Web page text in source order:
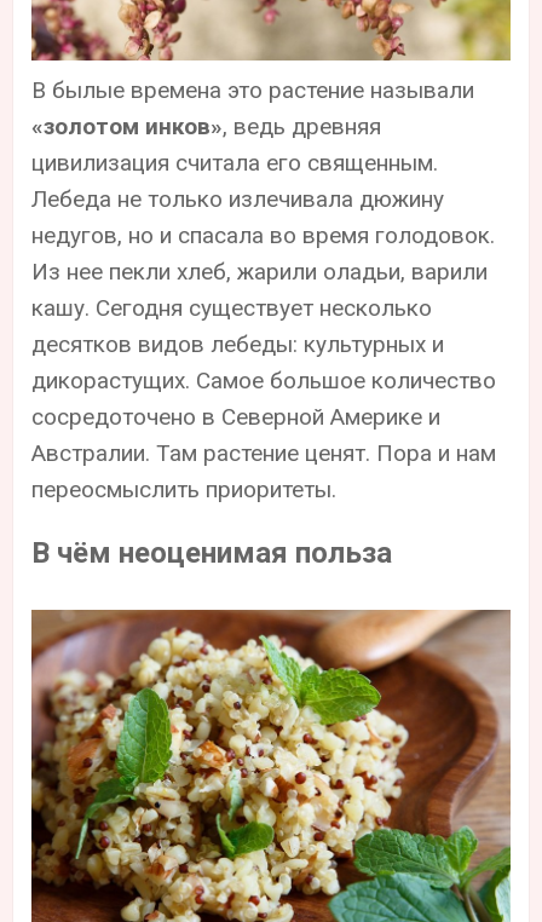
В былые времена это растение называли
«золотом инков», ведь древняя
цивилизация считала его священным.
Лебеда не только излечивала дюжину
недугов, но и спасала во время голодовок.
Из нее пекли хлеб, жарили оладьи, варили
кашу. Сегодня существует несколько
десятков видов лебеды: культурных и
дикорастущих. Самое большое количество
сосредоточено в Северной Америке и
Австралии. Там растение ценят. Пора и нам
переосмыслить приоритеты.
В чём неоценимая польза